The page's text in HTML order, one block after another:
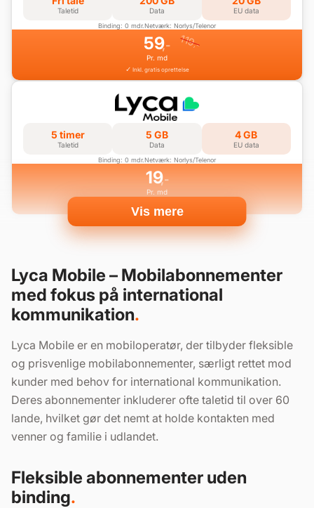
Taletid Data EU data
Binding: 0 mdr.Netværk: Norlys/Telenor
59,- 119,-
Pr. md
Inkl. gratis oprettelse
5 timer
Taletid
5 GB
Data
4 GB
EU data
Binding: 0 mdr.Netværk: Norlys/Telenor
19,-
Pr. md
Vis mere
Lyca Mobile – Mobilabonnementer
med fokus på international
kommunikation
Lyca Mobile er en mobiloperatør, der tilbyder fleksible
og prisvenlige mobilabonnementer, særligt rettet mod
kunder med behov for international kommunikation.
Deres abonnementer inkluderer ofte taletid til over 60
lande, hvilket gør det nemt at holde kontakten med
venner og familie i udlandet.
Fleksible abonnementer uden
binding